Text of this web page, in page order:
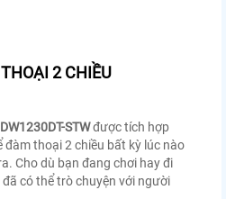
2 CHIỀU
STWđược tích hợp
đàm thoại 2 chiều bất kỳ lúc nào
Cho dù bạn đang chơi hay đi
có thể trò chuyện với người